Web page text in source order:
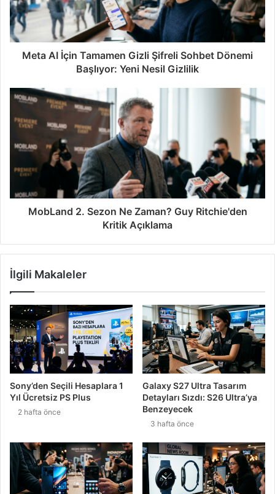
Meta AI İçin Tamamen Gizli Şifreli Sohbet Dönemi
Başlıyor: Yeni Nesil Gizlilik
MobLand 2. Sezon Ne Zaman? Guy Ritchie'den
Kritik Açıklama
İlgili Makaleler
Sony’den Seçili Hesaplara 1
Yıl Ücretsiz PS Plus
2 hafta önce
Galaxy S27 Ultra Tasarım
Detayları Sızdı: S26 Ultra’ya
Benzeyecek
3 hafta önce